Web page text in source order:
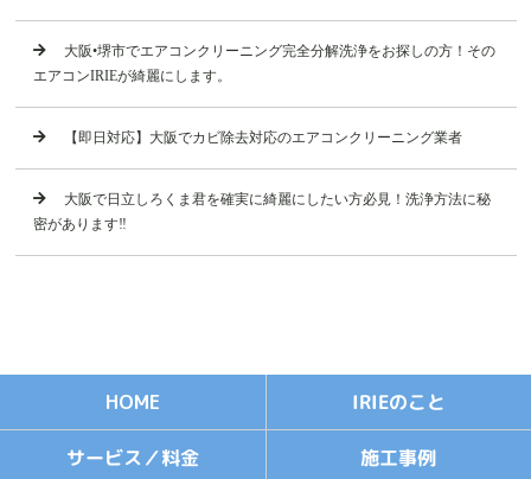
大阪•堺市でエアコンクリーニング完全分解洗浄をお探しの方！その
エアコンIRIEが綺麗にします。
【即日対応】大阪でカビ除去対応のエアコンクリーニング業者
大阪で日立しろくま君を確実に綺麗にしたい方必見！洗浄方法に秘
密があります‼️
HOME IRIEのこと
サービス／料金 施工事例